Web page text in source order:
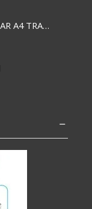
TAPA PARA ENCUADERNAR A4 TRANSP x50x500